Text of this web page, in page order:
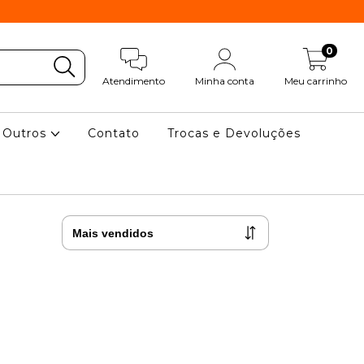
Atendimento Minha conta Meu carrinho
0
Outros Contato Trocas e Devoluções